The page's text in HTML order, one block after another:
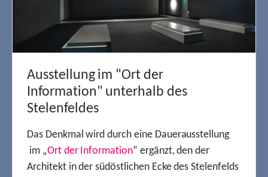
Ausstellung im "Ort der
Information" unterhalb des
Stelenfeldes
Das Denkmal wird durch eine Dauerausstellung
im „Ort der Information“ ergänzt, den der
Architekt in der südöstlichen Ecke des Stelenfelds